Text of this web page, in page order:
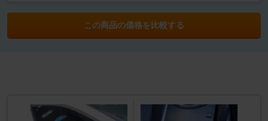
この商品の価格を比較する